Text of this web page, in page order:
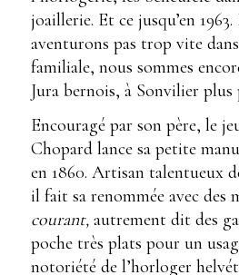
joaillerie. Et ce jusqu’en
aventurons pas trop vite
familiale, nous sommes
Jura bernois, à Sonvilier plus
Encouragé par son père, le
Chopard lance sa petite
en 1860. Artisan talentueux
il fait sa renommée avec des
courant, autrement dit des
poche très plats pour un
notoriété de l’horloger